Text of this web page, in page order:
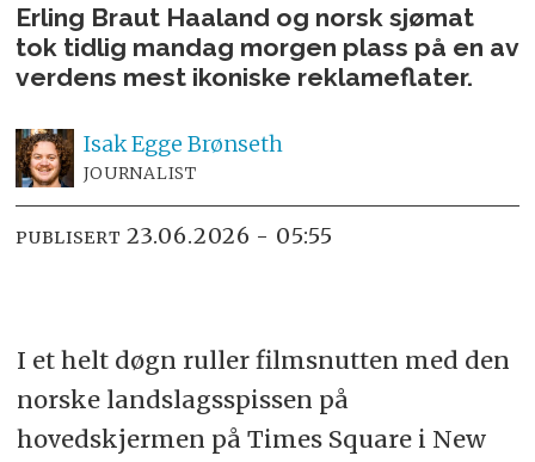
Erling Braut Haaland og norsk sjømat
tok tidlig mandag morgen plass på en av
verdens mest ikoniske reklameflater.
IsakEgge Brønseth
JOURNALIST
PUBLISERT 23.06.2026 - 05:55
I et helt døgn ruller filmsnutten med den
norske landslagsspissen på
hovedskjermen på Times Square i New